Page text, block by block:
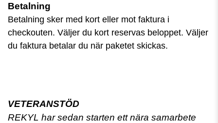
Betalning
Betalning sker med kort eller mot faktura i
checkouten. Väljer du kort reservas beloppet. Väljer
du faktura betalar du när paketet skickas.
VETERANSTÖD
REKYL har sedan starten ett nära samarbete